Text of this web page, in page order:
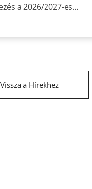
a 2026/2027-es…
Vissza a Hírekhez